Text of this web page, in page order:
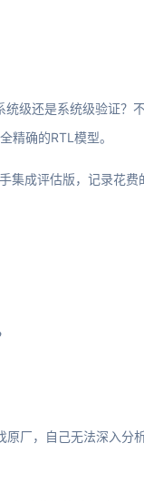
级还是系统级验证？
精确的RTL模型。
集成评估版，记录花
厂，自己无法深入分析